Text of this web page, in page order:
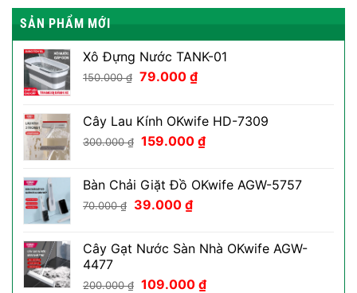
SẢN PHẨM MỚI
Xô Đựng Nước TANK-01
150.000₫ Giá
150.000 ₫.
79.000 ₫Giá
là:
79.000 ₫.
Cây Lau Kính OKwife HD-7309
300.000₫ Giá
300.000 ₫.
159.000 ₫Giá
là:
Bàn Chải Giặt Đồ OKwife AGW-5757
70.000₫
Giá
70.000 ₫.
39.000 ₫Giá
là:
Cây Gạt Nước Sàn Nhà OKwife AGW-
4477
200.000₫ Giá
109.000 ₫Giá